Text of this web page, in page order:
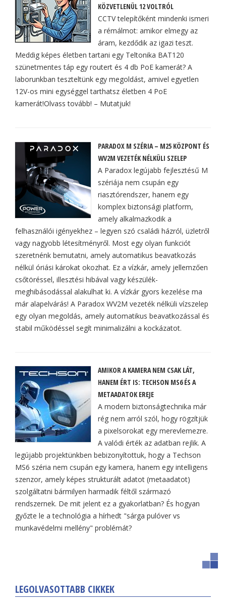
KÖZVETLENÜL 12 VOLTRÓL
CCTV telepítőként mindenki ismeri
a rémálmot: amikor elmegy az
áram, kezdődik az igazi teszt.
Meddig képes életben tartani egy Teltonika BAT120
szünetmentes táp egy routert és 4 db PoE kamerát? A
laborunkban teszteltünk egy megoldást, amivel egyetlen
12V-os mini egységgel tarthatsz életben 4 PoE
kamerát!Olvass tovább! – Mutatjuk!
PARADOX M SZÉRIA – M25 KÖZPONT ÉS
WV2M VEZETÉK NÉLKÜLI SZELEP
A Paradox legújabb fejlesztésű M
szériája nem csupán egy
riasztórendszer, hanem egy
komplex biztonsági platform,
amely alkalmazkodik a
felhasználói igényekhez – legyen szó családi házról, üzletről
vagy nagyobb létesítményről. Most egy olyan funkciót
szeretnénk bemutatni, amely automatikus beavatkozás
nélkül óriási károkat okozhat. Ez a vízkár, amely jellemzően
csőtöréssel, illesztési hibával vagy készülék-
meghibásodással alakulhat ki. A vízkár gyors kezelése ma
már alapelvárás! A Paradox WV2M vezeték nélküli vízszelep
egy olyan megoldás, amely automatikus beavatkozással és
stabil működéssel segít minimalizálni a kockázatot.
AMIKOR A KAMERA NEM CSAK LÁT,
HANEM ÉRT IS: TECHSON MS6 ÉS A
METAADATOK EREJE
A modern biztonságtechnika már
rég nem arról szól, hogy rögzítjük
a pixelsorokat egy merevlemezre.
A valódi érték az adatban rejlik. A
legújabb projektünkben bebizonyítottuk, hogy a Techson
MS6 széria nem csupán egy kamera, hanem egy intelligens
szenzor, amely képes strukturált adatot (metaadatot)
szolgáltatni bármilyen harmadik féltől származó
rendszernek. De mit jelent ez a gyakorlatban? És hogyan
győzte le a technológia a hírhedt "sárga pulóver vs
munkavédelmi mellény" problémát?
LEGOLVASOTTABB CIKKEK